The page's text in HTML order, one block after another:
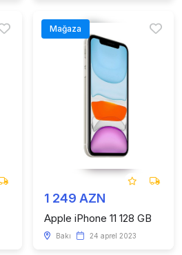
Mağaza
1 249 AZN
Apple iPhone 11 128 GB
Bakı 24 aprel 2023